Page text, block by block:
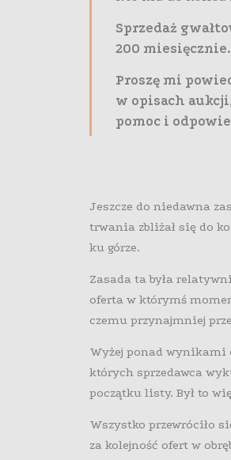
Sprzedaż
200 miesięcznie.
Proszę mi
w opisach
pomoc i
Jeszcze do niedawna
trwania zbliżał się do
ku górze.
Zasada ta była
oferta w którymś
czemu przynajmniej
Wyżej ponad wynikami
których sprzedawca
początku listy. Był to
Wszystko przewróciło
za kolejność ofert w